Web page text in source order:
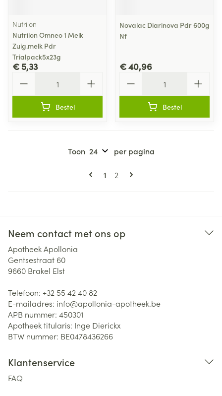
Nutrilon
Nutrilon Omneo 1 Melk
Zuig.melk Pdr
Trialpack5x23g
€ 5,33
Bestel
Novalac Diarinova Pdr 600g
Nf
€ 40,96
Bestel
Pagina's
U lees momenteel pagina
1 Pagina
2
Toon per pagina
Neem contact met ons op
Apotheek Apollonia
Gentsestraat 60
9660 Brakel Elst
Telefoon: +32 55 42 40 82
E-mailadres: info@apollonia-apotheek.be
APB nummer: 450301
Apotheek titularis: Inge Dierickx
BTW nummer: BE0478436266
Klantenservice
FAQ